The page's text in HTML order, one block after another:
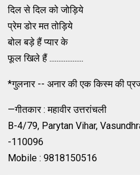
दिल से दिल को जोड़िये
प्रेम डोर मत तोड़िये
बोल बड़े हैं प्यार के
फूल खिले हैं ...................
*गुलनार -- अनार की एक किस्म की
—गीतकार : महावीर उत्तरांचली
B-4/79, Parytan Vihar,
-110096
Mobile : 9818150516